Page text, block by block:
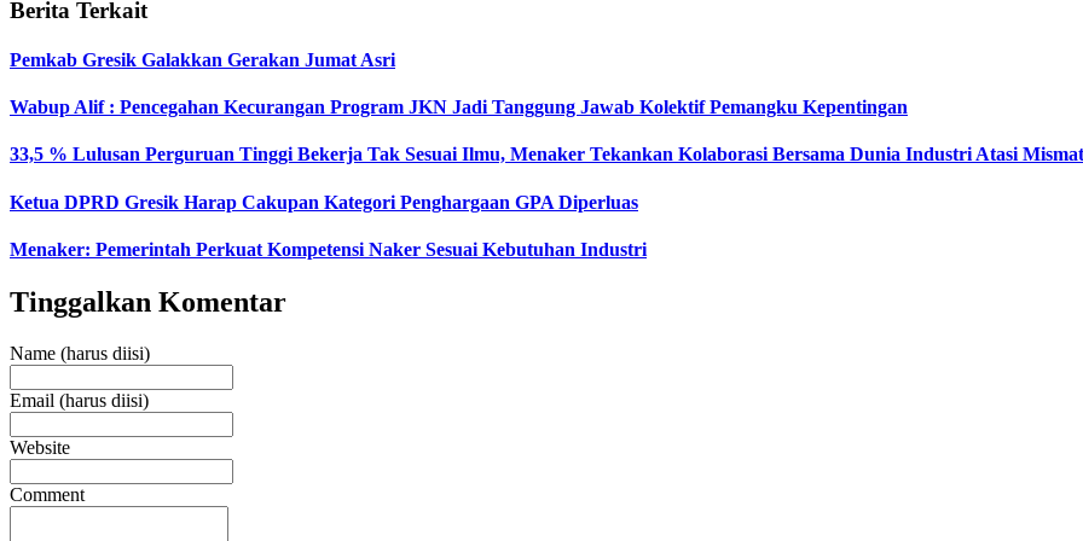
Berita Terkait
Pemkab Gresik Galakkan Gerakan Jumat Asri
Wabup Alif : Pencegahan Kecurangan Program JKN Jadi Tanggung Jawab Kolektif Pemangku Kepentingan
33,5 % Lulusan Perguruan Tinggi Bekerja Tak Sesuai Ilmu, Menaker Tekankan Kolaborasi Bersama Dunia Industri Atasi
Ketua DPRD Gresik Harap Cakupan Kategori Penghargaan GPA Diperluas
Menaker: Pemerintah Perkuat Kompetensi Naker Sesuai Kebutuhan Industri
Tinggalkan Komentar
Name (harus diisi)
Email (harus diisi)
Website
Comment